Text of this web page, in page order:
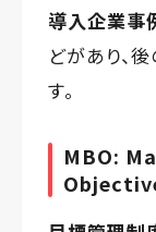
導入企業事
どがあり、
す。
MBO: